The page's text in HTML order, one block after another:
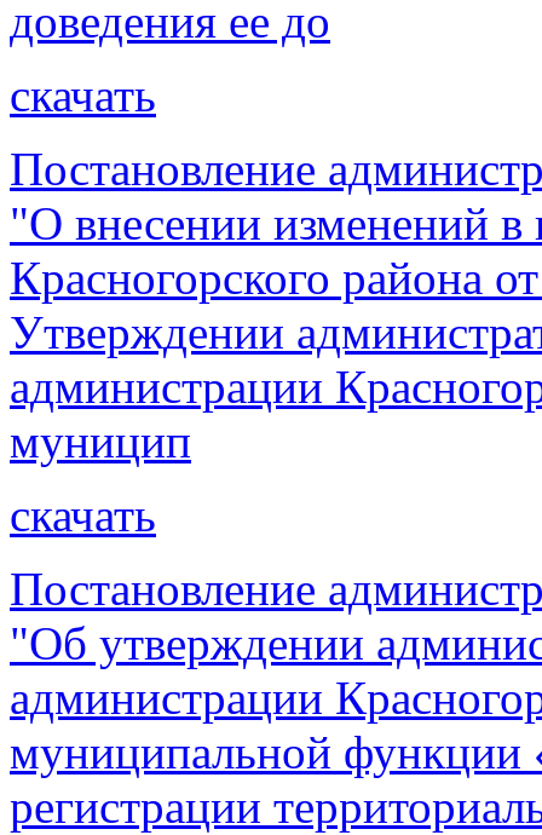
доведения ее до
скачать
Постановление
"О внесении изменений в
Красногорского района
Утверждении
администрации
муницип
скачать
Постановление
"Об утверждении
администрации
муниципальной функции
регистрации